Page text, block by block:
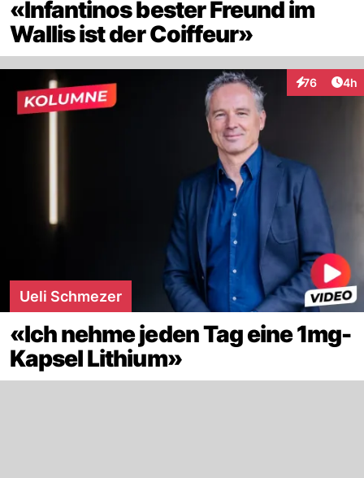
«Infantinos bester Freund im
Wallis ist der Coiffeur»
76
Interaktionen
4h
Ueli Schmezer
«Ich nehme jeden Tag eine 1mg-
Kapsel Lithium»